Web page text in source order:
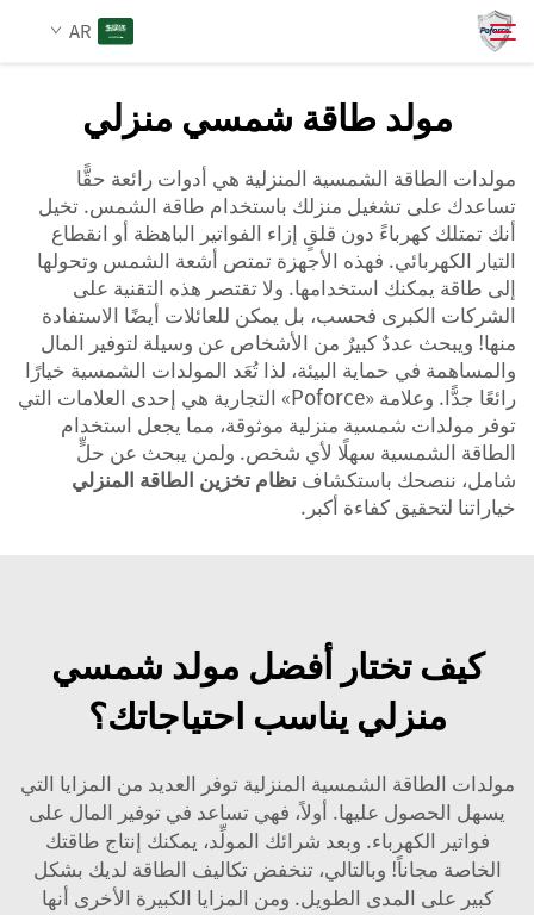
AR
المنتجات
الخدمات
الأخبار
اتصل بنا
مولد طاقة شمسي منزلي
مولدات الطاقة الشمسية المنزلية هي أدوات رائعة حقًّا
تساعدك على تشغيل منزلك باستخدام طاقة الشمس. تخيل
أنك تمتلك كهرباءً دون قلقٍ إزاء الفواتير الباهظة أو انقطاع
التيار الكهربائي. فهذه الأجهزة تمتص أشعة الشمس وتحولها
إلى طاقة يمكنك استخدامها. ولا تقتصر هذه التقنية على
الشركات الكبرى فحسب، بل يمكن للعائلات أيضًا الاستفادة
منها! ويبحث عددٌ كبيرٌ من الأشخاص عن وسيلة لتوفير المال
والمساهمة في حماية البيئة، لذا تُعَد المولدات الشمسية خيارًا
رائعًا جدًّا. وعلامة «Poforce» التجارية هي إحدى العلامات التي
توفر مولدات شمسية منزلية موثوقة، مما يجعل استخدام
الطاقة الشمسية سهلًا لأي شخص. ولمن يبحث عن حلٍّ
شامل، ننصحك باستكشاف نظام تخزين الطاقة المنزلي
خياراتنا لتحقيق كفاءة أكبر.
كيف تختار أفضل مولد شمسي
منزلي يناسب احتياجاتك؟
مولدات الطاقة الشمسية المنزلية توفر العديد من المزايا التي
يسهل الحصول عليها. أولاً، فهي تساعد في توفير المال على
فواتير الكهرباء. وبعد شرائك المولِّد، يمكنك إنتاج طاقتك
الخاصة مجاناً! وبالتالي، تنخفض تكاليف الطاقة لديك بشكل
كبير على المدى الطويل. ومن المزايا الكبيرة الأخرى أنها